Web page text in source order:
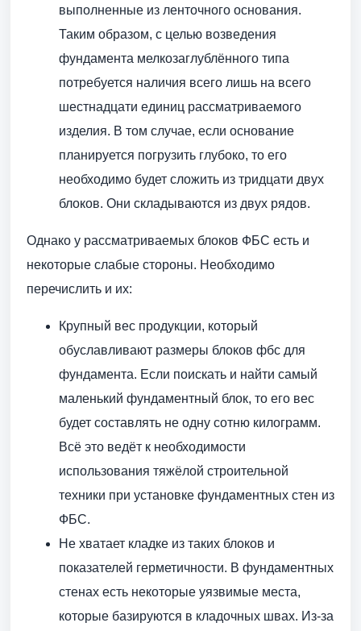
выполненные из ленточного основания.
Таким образом, с целью возведения
фундамента мелкозаглублённого типа
потребуется наличия всего лишь на всего
шестнадцати единиц рассматриваемого
изделия. В том случае, если основание
планируется погрузить глубоко, то его
необходимо будет сложить из тридцати двух
блоков. Они складываются из двух рядов.
Однако у рассматриваемых блоков ФБС есть и
некоторые слабые стороны. Необходимо
перечислить и их:
Крупный вес продукции, который
обуславливают размеры блоков фбс для
фундамента. Если поискать и найти самый
маленький фундаментный блок, то его вес
будет составлять не одну сотню килограмм.
Всё это ведёт к необходимости
использования тяжёлой строительной
техники при установке фундаментных стен из
ФБС.
Не хватает кладке из таких блоков и
показателей герметичности. В фундаментных
стенах есть некоторые уязвимые места,
которые базируются в кладочных швах. Из-за